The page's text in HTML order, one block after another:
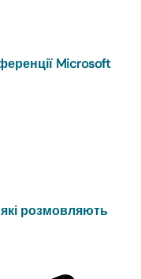
Microsoft
розмовляють